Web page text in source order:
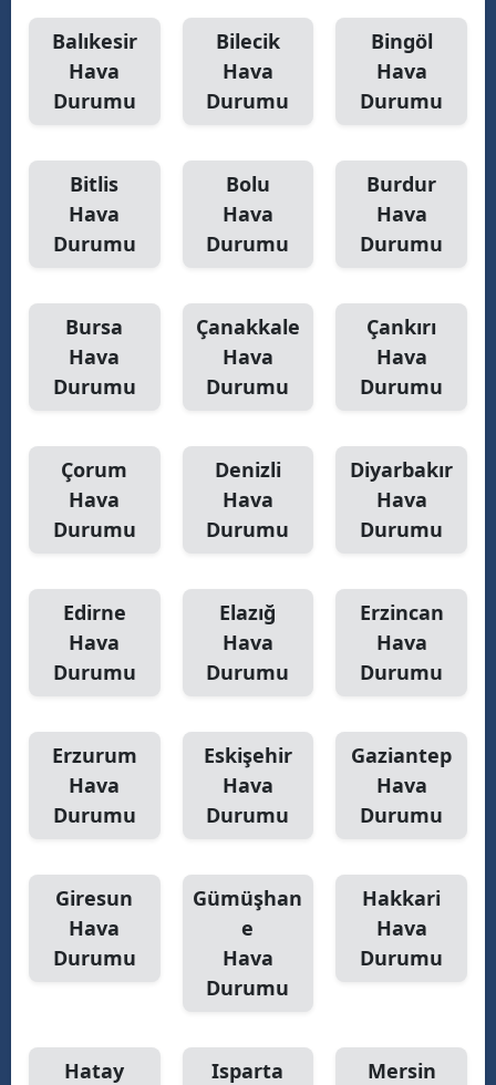
Ardahan
Iğdır
Karabük
Osmaniye
Düzce
Balıkesir
Hava
Durumu
Bilecik
Hava
Durumu
Bingöl
Hava
Durumu
Bitlis
Hava
Durumu
Bolu
Hava
Durumu
Burdur
Hava
Durumu
Bursa
Hava
Durumu
Çanakkale
Hava
Durumu
Çankırı
Hava
Durumu
Çorum
Hava
Durumu
Denizli
Hava
Durumu
Diyarbakır
Hava
Durumu
Edirne
Hava
Durumu
Elazığ
Hava
Durumu
Erzincan
Hava
Durumu
Erzurum
Hava
Durumu
Eskişehir
Hava
Durumu
Gaziantep
Hava
Durumu
Giresun
Hava
Durumu
Gümüşhan
e
Hava
Durumu
Hakkari
Hava
Durumu
Hatay
Isparta
Mersin